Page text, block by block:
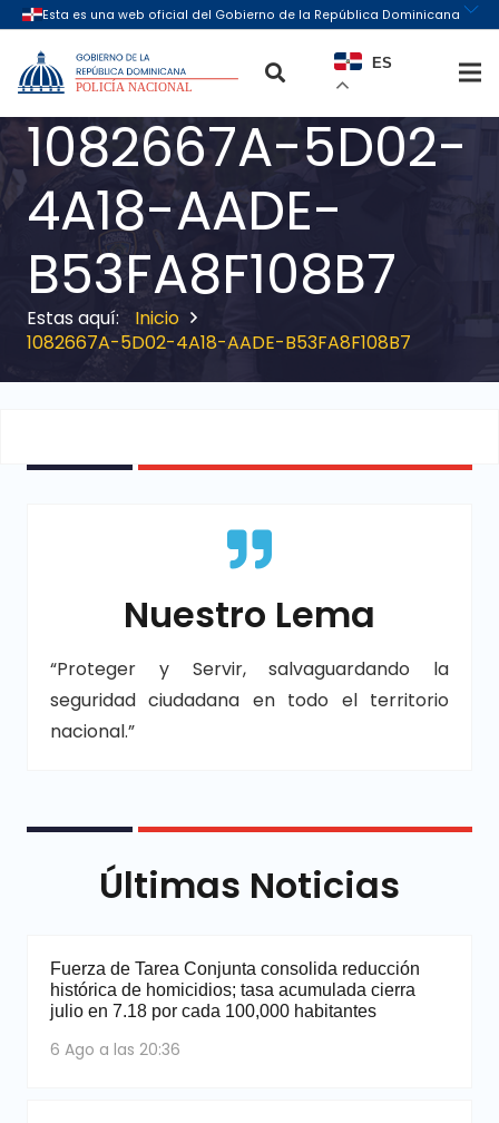
ES
1082667A-5D02-
4A18-AADE-
B53FA8F108B7
Inicio
1082667A-5D02-4A18-AADE-B53FA8F108B7
Nuestro Lema
“Proteger y Servir, salvaguardando la
seguridad ciudadana en todo el territorio
nacional.”
Últimas Noticias
Fuerza de Tarea Conjunta consolida reducción
histórica de homicidios; tasa acumulada cierra
julio en 7.18 por cada 100,000 habitantes
6 Ago a las 20:36